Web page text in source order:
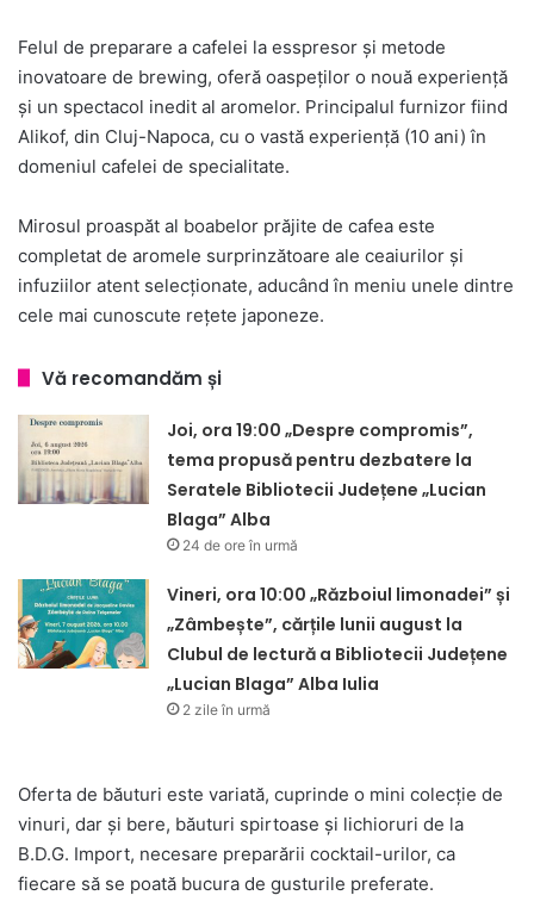
Felul de preparare a cafelei la esspresor și metode
inovatoare de brewing, oferă oaspeţilor o nouă experiență
și un spectacol inedit al aromelor. Principalul furnizor fiind
Alikof, din Cluj-Napoca, cu o vastă experiență (10 ani) în
domeniul cafelei de specialitate.
Mirosul proaspăt al boabelor prăjite de cafea este
completat de aromele surprinzătoare ale ceaiurilor și
infuziilor atent selecționate, aducând în meniu unele dintre
cele mai cunoscute rețete japoneze.
Vă recomandăm și
Joi, ora 19:00 „Despre compromis”,
tema propusă pentru dezbatere la
Seratele Bibliotecii Județene „Lucian
Blaga” Alba
24 de ore în urmă
Vineri, ora 10:00 „Războiul limonadei” și
„Zâmbește”, cărțile lunii august la
Clubul de lectură a Bibliotecii Județene
„Lucian Blaga” Alba Iulia
2 zile în urmă
Oferta de băuturi este variată, cuprinde o mini colecție de
vinuri, dar și bere, băuturi spirtoase și lichioruri de la
B.D.G. Import, necesare preparării cocktail-urilor, ca
fiecare să se poată bucura de gusturile preferate.